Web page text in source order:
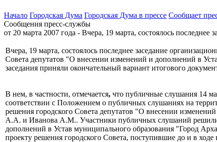
Начало Городская Дума Городская Дума в прессе Сообщает
Сообщения пресс-службы
от 20 марта 2007 года - Вчера, 19 марта, состоялось
Вчера, 19 марта, состоялось последнее заседание
Совета депутатов "О внесении изменений и дополнений в
заседания приняли окончательный вариант итогового
В нем, в частности, отмечается, что публичные слушания 14
соответствии с Положением о публичных слушаниях на
решения городского Совета депутатов "О внесении
А.А. и Иванова А.М.. Участники публичных слушаний решили
дополнений в Устав муниципального образования "Город
проекту решения городского Совета, поступившие до и в